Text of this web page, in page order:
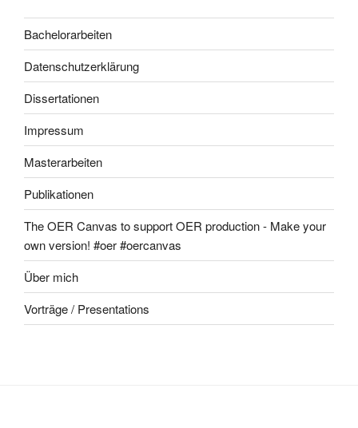
Bachelorarbeiten
Datenschutzerklärung
Dissertationen
Impressum
Masterarbeiten
Publikationen
The OER Canvas to support OER production - Make your
own version! #oer #oercanvas
Über mich
Vorträge / Presentations